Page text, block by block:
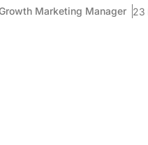
Marketing Manager 23